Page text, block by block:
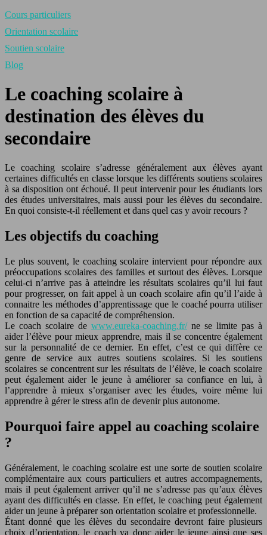
Cours particuliers
Orientation scolaire
Soutien scolaire
Blog
Le coaching scolaire à
destination des élèves du
secondaire
Le coaching scolaire s’adresse généralement aux élèves ayant
certaines difficultés en classe lorsque les différents soutiens scolaires
à sa disposition ont échoué. Il peut intervenir pour les étudiants lors
des études universitaires, mais aussi pour les élèves du secondaire.
En quoi consiste-t-il réellement et dans quel cas y avoir recours ?
Les objectifs du coaching
Le plus souvent, le coaching scolaire intervient pour répondre aux
préoccupations scolaires des familles et surtout des élèves. Lorsque
celui-ci n’arrive pas à atteindre les résultats scolaires qu’il lui faut
pour progresser, on fait appel à un coach scolaire afin qu’il l’aide à
connaitre les méthodes d’apprentissage que le coaché pourra utiliser
en fonction de sa capacité de compréhension.
Le coach scolaire de www.eureka-coaching.fr/ne se limite pas à
aider l’élève pour mieux apprendre, mais il se concentre également
sur la personnalité de ce dernier. En effet, c’est ce qui diffère ce
genre de service aux autres soutiens scolaires. Si les soutiens
scolaires se concentrent sur les résultats de l’élève, le coach scolaire
peut également aider le jeune à améliorer sa confiance en lui, à
l’apprendre à mieux s’organiser avec les études, voire même lui
apprendre à gérer le stress afin de devenir plus autonome.
Pourquoi faire appel au coaching scolaire
?
Généralement, le coaching scolaire est une sorte de soutien scolaire
complémentaire aux cours particuliers et autres accompagnements,
mais il peut également arriver qu’il ne s’adresse pas qu’aux élèves
ayant des difficultés en classe. En effet, le coaching peut également
aider un jeune à préparer son orientation scolaire et professionnelle.
Étant donné que les élèves du secondaire devront faire plusieurs
choix d’orientation, le coach va donc aider le jeune ainsi que ses